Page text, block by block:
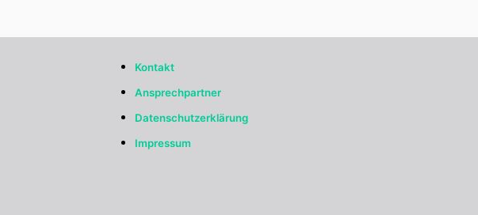
Kontakt
Ansprechpartner
Datenschutzerklärung
Impressum